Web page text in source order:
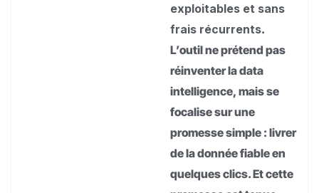
exploitables et sans
frais récurrents.
L’outil ne prétend pas
réinventer la data
intelligence, mais se
focalise sur une
promesse simple : livrer
de la donnée fiable en
quelques clics. Et cette